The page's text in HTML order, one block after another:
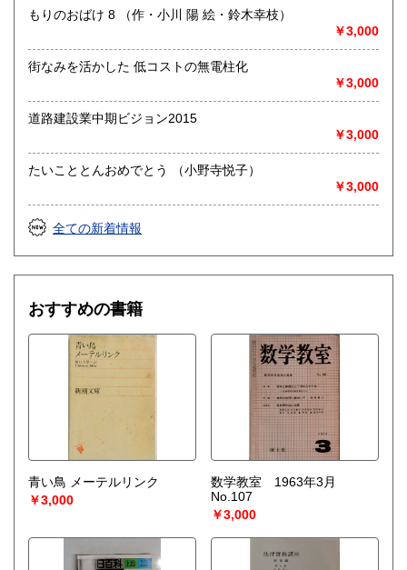
もりのおばけ 8 （作・小川 陽 絵・鈴木幸枝）
￥3,000
街なみを活かした 低コストの無電柱化
￥3,000
道路建設業中期ビジョン2015
￥3,000
たいこととんおめでとう （小野寺悦子）
￥3,000
全ての新着情報
おすすめの書籍
青い鳥 メーテルリンク
￥3,000
数学教室 1963年3月
No.107
￥3,000